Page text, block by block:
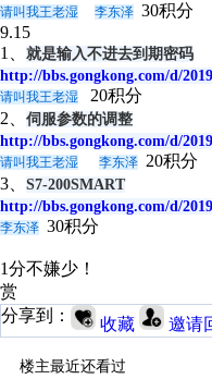
请叫我王老湿 李东泽 30积分
9.15
1、 就是输入不进去到期密码
http://bbs.gongkong.com/d/
请叫我王老湿
20积分
2、 伺服参数的调整
http://bbs.gongkong.com/d/
请叫我王老湿 李东泽 20积分
3、 S7-200SMART
http://bbs.gongkong.com/d/
李东泽 30积分
1分不嫌少！
赏
分享到：
收藏 邀请
楼主最近还看过